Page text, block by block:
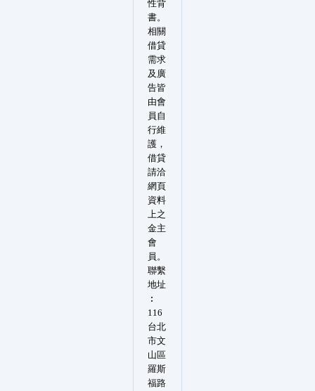
性背
書。
相關
借貸
需求
及廣
告皆
由會
員自
行維
護，
借貸
請洽
網頁
資料
上之
金主
會
員。
聯繫
地址
︰
116
台北
市文
山區
羅斯
福路